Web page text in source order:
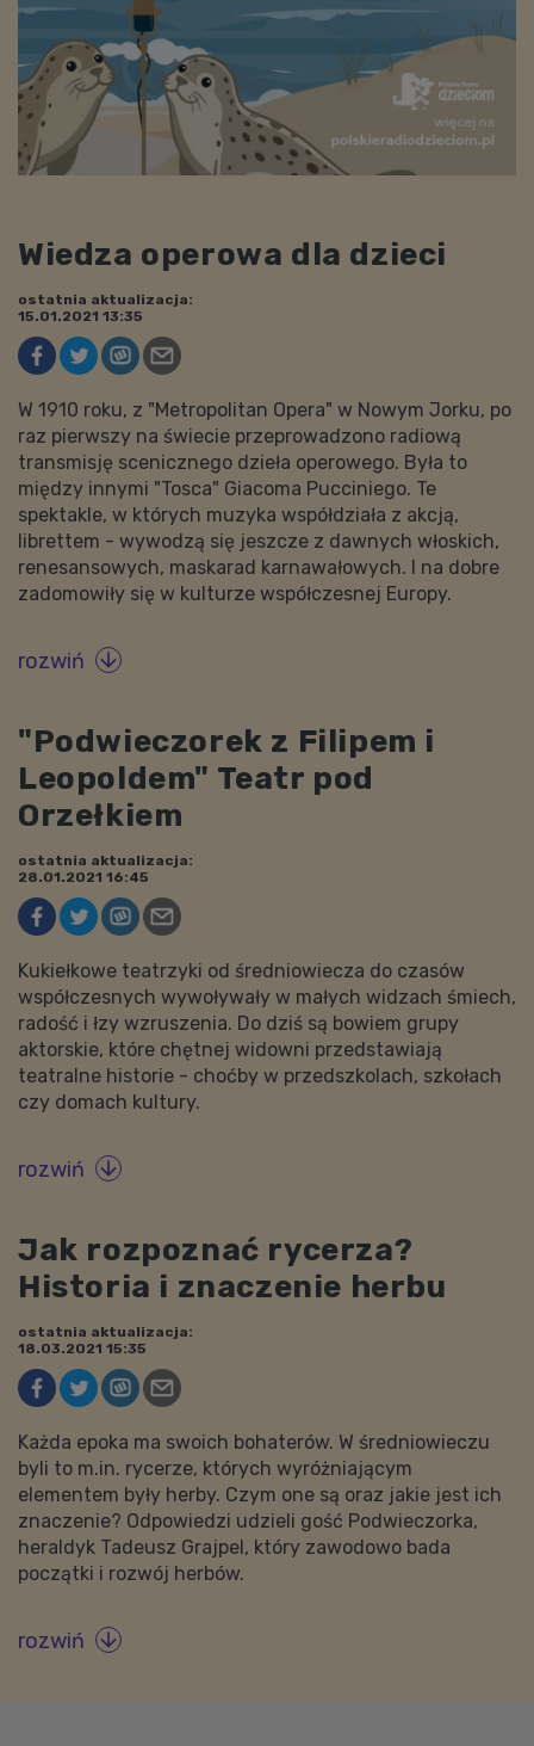
Wiedza operowa dla dzieci
ostatnia aktualizacja:
15.01.2021 13:35
W 1910 roku, z "Metropolitan Opera" w Nowym Jorku, po
raz pierwszy na świecie przeprowadzono radiową
transmisję scenicznego dzieła operowego. Była to
między innymi "Tosca" Giacoma Pucciniego. Te
spektakle, w których muzyka współdziała z akcją,
librettem - wywodzą się jeszcze z dawnych włoskich,
renesansowych, maskarad karnawałowych. I na dobre
zadomowiły się w kulturze współczesnej Europy.
rozwiń 
"Podwieczorek z Filipem i
Leopoldem" Teatr pod
Orzełkiem
ostatnia aktualizacja:
28.01.2021 16:45
Kukiełkowe teatrzyki od średniowiecza do czasów
współczesnych wywoływały w małych widzach śmiech,
radość i łzy wzruszenia. Do dziś są bowiem grupy
aktorskie, które chętnej widowni przedstawiają
teatralne historie - choćby w przedszkolach, szkołach
czy domach kultury.
rozwiń 
Jak rozpoznać rycerza?
Historia i znaczenie herbu
ostatnia aktualizacja:
18.03.2021 15:35
Każda epoka ma swoich bohaterów. W średniowieczu
byli to m.in. rycerze, których wyróżniającym
elementem były herby. Czym one są oraz jakie jest ich
znaczenie? Odpowiedzi udzieli gość Podwieczorka,
heraldyk Tadeusz Grajpel, który zawodowo bada
początki i rozwój herbów.
rozwiń 